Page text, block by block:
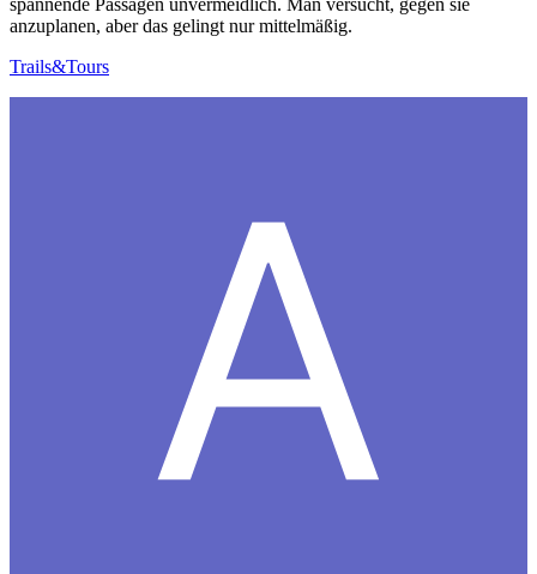
anzuplanen, aber das gelingt nur mittelmäßig.
Trails&Tours